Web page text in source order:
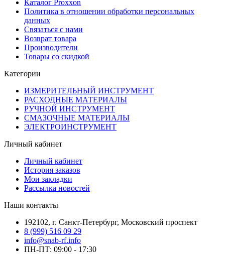
Каталог Proxxon
Политика в отношении обработки персональных
данных
Связаться с нами
Возврат товара
Производители
Товары со скидкой
Категории
ИЗМЕРИТЕЛЬНЫЙ ИНСТРУМЕНТ
РАСХОДНЫЕ МАТЕРИАЛЫ
РУЧНОЙ ИНСТРУМЕНТ
СМАЗОЧНЫЕ МАТЕРИАЛЫ
ЭЛЕКТРОИНСТРУМЕНТ
Личный кабинет
Личный кабинет
История заказов
Мои закладки
Рассылка новостей
Наши контакты
192102, г. Санкт-Петербург, Московский проспект
8 (999) 516 09 29
info@snab-rf.info
ПН-ПТ: 09:00 - 17:30